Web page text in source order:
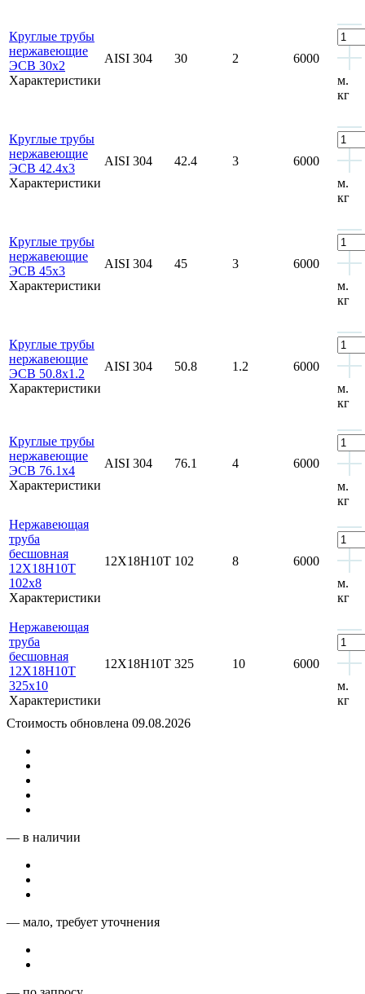
Круглые трубы
нержавеющие
ЭСВ 30x2
Характеристики
AISI 304 30 2
6000
м.
кг
Круглые трубы
нержавеющие
ЭСВ 42.4x3
Характеристики
AISI 304 42.4 3
6000
м.
кг
Круглые трубы
нержавеющие
ЭСВ 45x3
Характеристики
AISI 304 45 3
6000
м.
кг
Круглые трубы
нержавеющие
ЭСВ 50.8x1.2
Характеристики
AISI 304 50.8 1.2
6000
м.
кг
Круглые трубы
нержавеющие
ЭСВ 76.1x4
Характеристики
AISI 304 76.1 4
6000
м.
кг
Нержавеющая
труба
бесшовная
12Х18Н10Т
102x8
Характеристики
12Х18Н10Т 102 8
6000
м.
кг
Нержавеющая
труба
бесшовная
12Х18Н10Т
325x10
Характеристики
12Х18Н10Т 325 10
6000
м.
кг
Стоимость обновлена 09.08.2026
— в наличии
— мало, требует уточнения